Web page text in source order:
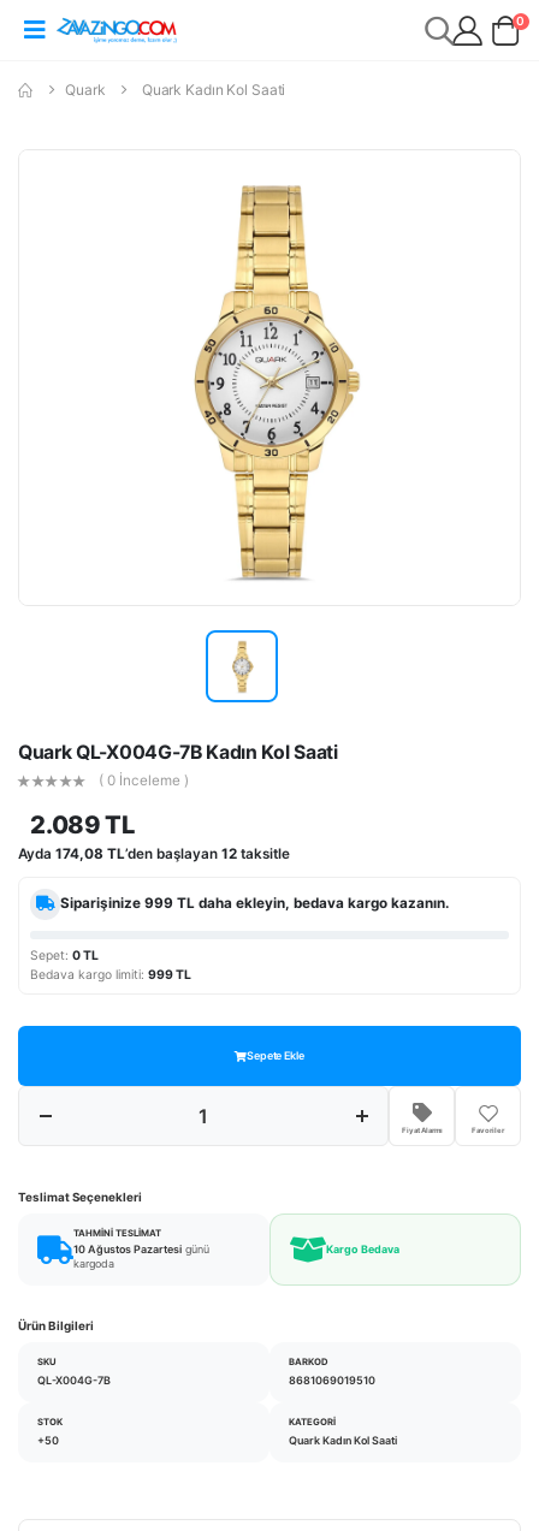
0
Quark Quark Kadın Kol Saati
Quark QL-X004G-7B Kadın Kol Saati
( 0 İnceleme )
2.089 TL
Ayda 174,08 TL’den başlayan 12 taksitle
Siparişinize999 TL daha ekleyin, bedava kargo kazanın.
Sepet: 0 TL
Bedava kargo limiti: 999 TL
Sepete Ekle
Fiyat Alarmı Favoriler
Teslimat Seçenekleri
TAHMINI TESLIMAT
10 Ağustos Pazartesi günü
kargoda
Kargo Bedava
Ürün Bilgileri
SKU
QL-X004G-7B
BARKOD
8681069019510
STOK
+50
KATEGORI
Quark Kadın Kol Saati